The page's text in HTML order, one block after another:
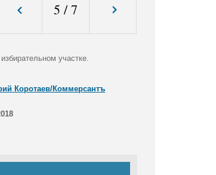
5 /7
участке.
Коротаев/Коммерсантъ